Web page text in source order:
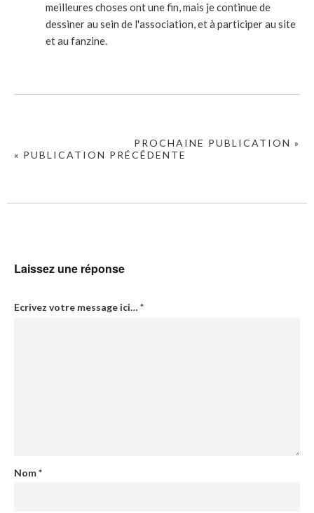
meilleures choses ont une fin, mais je continue de
dessiner au sein de l'association, et à participer au site
et au fanzine.
PROCHAINE PUBLICATION »
« PUBLICATION PRÉCÉDENTE
Laissez une réponse
Ecrivez votre message ici… *
Nom*